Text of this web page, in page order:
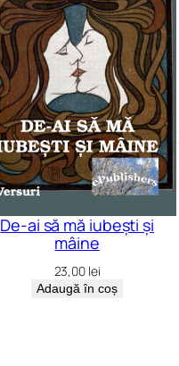
De-ai să mă iubești și
mâine
23,00 lei
Adaugă în coș